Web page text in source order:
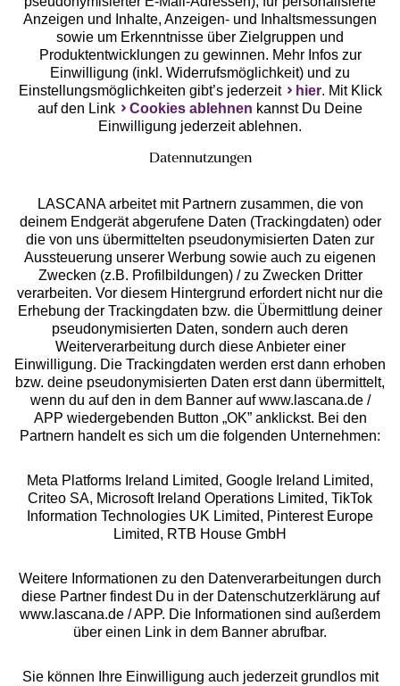
Unsere Apps
Services
Beratung
Über uns
Rechtliches
Alle Preise inkl. MwSt., zzgl.
Versandkosten
** Bonität vorausgesetzt, berechtigt zur Bonitätsprüfung
Anzeigen und Inhalte, Anzeigen- und Inhaltsmessungen
sowie um Erkenntnisse über Zielgruppen und
Produktentwicklungen zu gewinnen. Mehr Infos zur
Einwilligung (inkl. Widerrufsmöglichkeit) und zu
Einstellungsmöglichkeiten gibt’s jederzeit
hier. Mit Klick
auf den Link
Cookies ablehnen kannst Du Deine
Einwilligung jederzeit ablehnen.
Datennutzungen
LASCANA arbeitet mit Partnern zusammen, die von
deinem Endgerät abgerufene Daten (Trackingdaten) oder
die von uns übermittelten pseudonymisierten Daten zur
Aussteuerung unserer Werbung sowie auch zu eigenen
Zwecken (z.B. Profilbildungen) / zu Zwecken Dritter
verarbeiten. Vor diesem Hintergrund erfordert nicht nur die
Erhebung der Trackingdaten bzw. die Übermittlung deiner
pseudonymisierten Daten, sondern auch deren
Weiterverarbeitung durch diese Anbieter einer
Einwilligung. Die Trackingdaten werden erst dann erhoben
bzw. deine pseudonymisierten Daten erst dann übermittelt,
wenn du auf den in dem Banner auf www.lascana.de /
APP wiedergebenden Button „OK” anklickst. Bei den
Partnern handelt es sich um die folgenden Unternehmen:
Meta Platforms Ireland Limited, Google Ireland Limited,
Criteo SA, Microsoft Ireland Operations Limited, TikTok
Information Technologies UK Limited, Pinterest Europe
Limited, RTB House GmbH
Weitere Informationen zu den Datenverarbeitungen durch
diese Partner findest Du in der Datenschutzerklärung auf
www.lascana.de / APP. Die Informationen sind außerdem
über einen Link in dem Banner abrufbar.
Sie können Ihre Einwilligung auch jederzeit grundlos mit